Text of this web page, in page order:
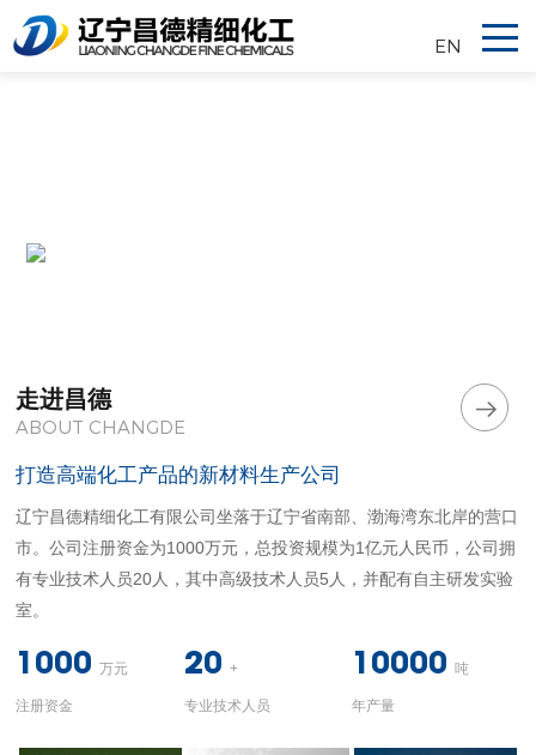
EN
走进昌德
ABOUT CHANGDE
打造高端化工产品的新材料生产公司
辽宁昌德精细化工有限公司坐落于辽宁省南部、渤海湾东北岸的营口
市。公司注册资金为1000万元，总投资规模为1亿元人民币，公司拥
有专业技术人员20人，其中高级技术人员5人，并配有自主研发实验
室。
1000 万元
注册资金
20 +
专业技术人员
10000 吨
年产量